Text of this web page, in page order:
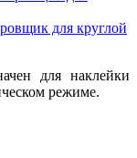
для круглой
для наклейки
режиме.